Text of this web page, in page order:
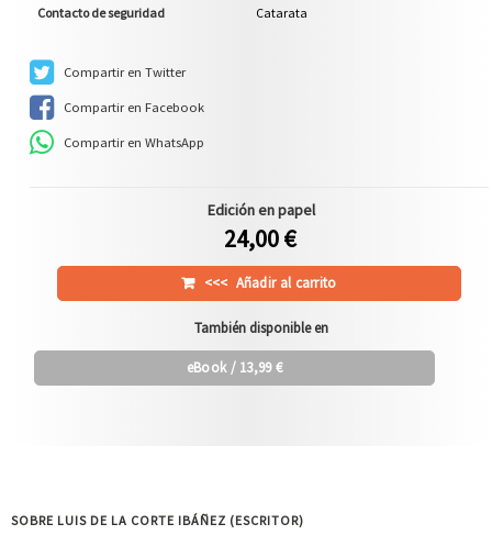
Contacto de seguridad
Catarata
Compartir en Twitter
Compartir en Facebook
Compartir en WhatsApp
Edición en papel
24,00 €
<<< Añadir al carrito
También disponible en
eBook/ 13,99 €
SOBRE LUIS DE LA CORTE IBÁÑEZ (ESCRITOR)